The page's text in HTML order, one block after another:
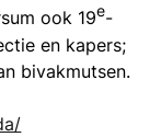
ook 19e-
en kapers;
bivakmutsen.